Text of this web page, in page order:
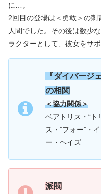
に…。
2回目の登場は＜勇敢＞の
人間でした。その後は数少
ラクターとして、彼女をサ
『 ダイバージ
の相関
＜協力関係＞
ベアトリス・“ト
ス・”フォー”・
ー・ヘイズ
派閥